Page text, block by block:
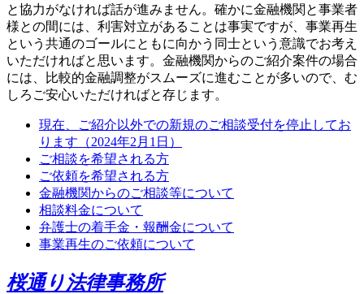
と協力がなければ話が進みません。確かに金融機関と事業者
様との間には、利害対立があることは事実ですが、事業再生
という共通のゴールにともに向かう同士という意識でお考え
いただければと思います。金融機関からのご紹介案件の場合
には、比較的金融調整がスムーズに進むことが多いので、む
しろご安心いただければと存じます。
現在、ご紹介以外での新規のご相談受付を停止してお
ります（2024年2月1日）
ご相談を希望される方
ご依頼を希望される方
金融機関からのご相談等について
相談料金について
弁護士の着手金・報酬金について
事業再生のご依頼について
桜通り法律事務所